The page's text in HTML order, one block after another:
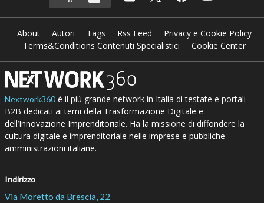
About Autori Tags Rss Feed
Privacy e Cookie Policy
Terms&Conditions Contenuti Specialistici
Cookie Center
Nextwork360è il più grande network in Italia di testate e portali
B2B dedicati ai temi della Trasformazione Digitale e
dell’Innovazione Imprenditoriale. Ha la missione di diffondere la
cultura digitale e imprenditoriale nelle imprese e pubbliche
amministrazioni italiane.
Indirizzo
Via Moretto da Brescia, 22